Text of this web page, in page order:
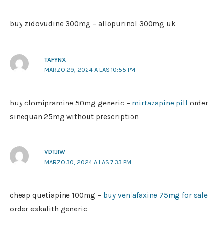
buy zidovudine 300mg – allopurinol 300mg uk
TAFYNX
MARZO 29, 2024 A LAS 10:55 PM
buy clomipramine 50mg generic – mirtazapine pill order
sinequan 25mg without prescription
VDTJIW
MARZO 30, 2024 A LAS 7:33 PM
cheap quetiapine 100mg – buy venlafaxine 75mg for sale
order eskalith generic